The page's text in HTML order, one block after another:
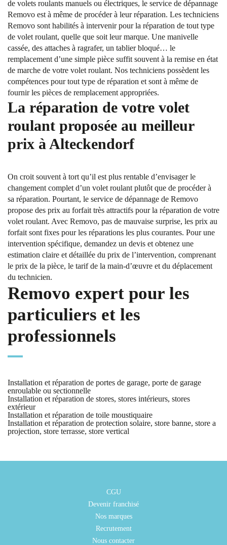
de volets roulants manuels ou électriques, le service de dépannage
Removo est à même de procéder à leur réparation. Les techniciens
Removo sont habilités à intervenir pour la réparation de tout type
de volet roulant, quelle que soit leur marque. Une manivelle
cassée, des attaches à ragrafer, un tablier bloqué… le
remplacement d’une simple pièce suffit souvent à la remise en état
de marche de votre volet roulant. Nos techniciens possèdent les
compétences pour tout type de réparation et sont à même de
fournir les pièces de remplacement appropriées.
La réparation de votre volet
roulant proposée au meilleur
prix à Alteckendorf
On croit souvent à tort qu’il est plus rentable d’envisager le
changement complet d’un volet roulant plutôt que de procéder à
sa réparation. Pourtant, le service de dépannage de Removo
propose des prix au forfait très attractifs pour la réparation de votre
volet roulant. Avec Removo, pas de mauvaise surprise, les prix au
forfait sont fixes pour les réparations les plus courantes. Pour une
intervention spécifique, demandez un devis et obtenez une
estimation claire et détaillée du prix de l’intervention, comprenant
le prix de la pièce, le tarif de la main-d’œuvre et du déplacement
du technicien.
Removo expert pour les
particuliers et les
professionnels
Installation et réparation de portes de garage, porte de garage
enroulable ou sectionnelle
Installation et réparation de stores, stores intérieurs, stores
extérieur
Installation et réparation de toile moustiquaire
Installation et réparation de protection solaire, store banne, store a
projection, store terrasse, store vertical
CGU
Devenir franchisé
Nos marques
Recrutement
Nous contacter